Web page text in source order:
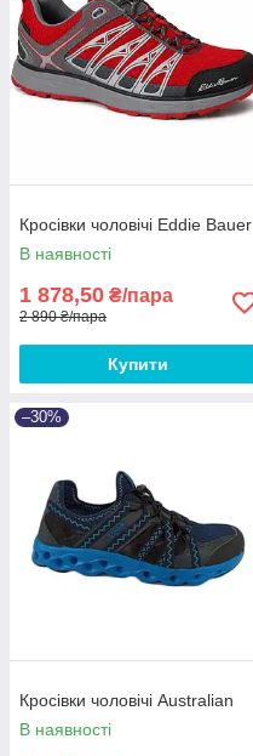
Кросівки чоловічі Eddie Bauer
В наявності
1 878,50 ₴/пара
2 890 ₴/пара
Купити
–30%
Кросівки чоловічі Australian
В наявності